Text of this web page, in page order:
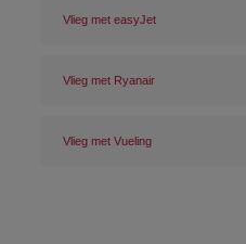
Vlieg met easyJet
Vlieg met Ryanair
Vlieg met Vueling